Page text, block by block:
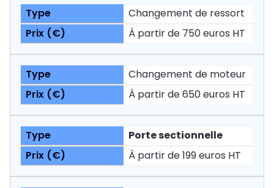
Changement de ressort
À partir de 750 euros HT
Changement de moteur
À partir de 650 euros HT
Porte sectionnelle
À partir de 199 euros HT